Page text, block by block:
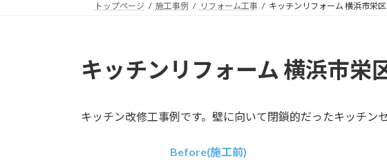
トップページ 施工事例 リフォーム工事 キッチンリフォーム 横浜市栄区
キッチンリフォーム 横浜市栄
キッチン改修工事例です。壁に向いて閉鎖的だったキッチン
Before(施工前)